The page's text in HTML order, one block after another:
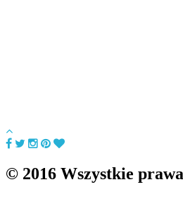
© 2016 Wszystkie